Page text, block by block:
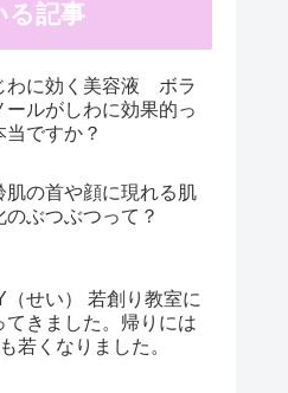
る記事
わに効く美容液 ボラ
ールがしわに効果的っ
当ですか？
肌の首や顔に現れる肌
のぶつぶつって？
（せい） 若創り教室に
てきました。帰りには
若くなりました。